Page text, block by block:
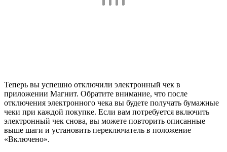
Теперь вы успешно отключили электронный чек в
приложении Магнит. Обратите внимание, что после
отключения электронного чека вы будете получать бумажные
чеки при каждой покупке. Если вам потребуется включить
электронный чек снова, вы можете повторить описанные
выше шаги и установить переключатель в положение
«Включено».